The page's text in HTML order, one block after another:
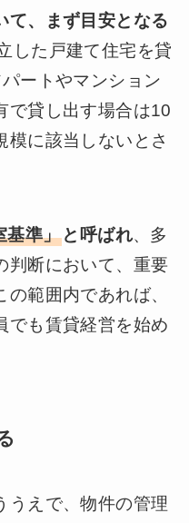
て、まず目安となる
した戸建て住宅を貸
ートやマンション
で貸し出す場合は10
模に該当しないとさ
基準」 と呼ばれ、多
判断において、重要
範囲内であれば、
でも賃貸経営を始め
うえで、物件の管理